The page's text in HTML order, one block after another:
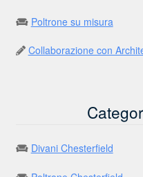
Poltrone su misura
Collaborazione con
Divani Chesterfield